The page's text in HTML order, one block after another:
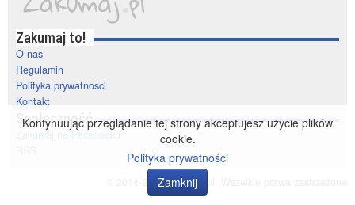
Zakumaj to!
O nas
Regulamin
Polityka prywatności
Kontakt
Społeczność
Zakumaj na Facebooku
© 2014-2020 zakumaj.pl. Wszelkie prawa zastrzeżone
Kontynuując przeglądanie tej strony akceptujesz użycie plików
cookie.
Polityka prywatności
Zamknij